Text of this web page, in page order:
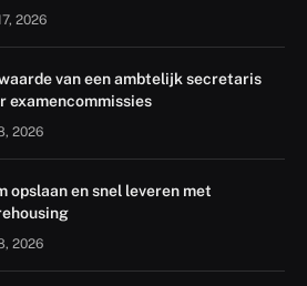
2026
van een ambtelijk secretaris
examencommissies
2026
opslaan en snel leveren met
2026